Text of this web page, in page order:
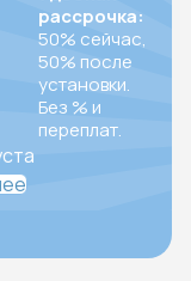
рассрочка:
50% сейчас,
50% после
установки.
Без % и
переплат.